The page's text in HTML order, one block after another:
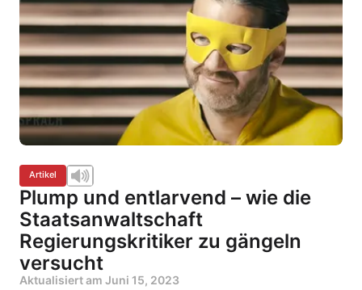
Artikel
Plump und entlarvend – wie die
Staatsanwaltschaft
Regierungskritiker zu gängeln
versucht
Aktualisiert am Juni 15, 2023